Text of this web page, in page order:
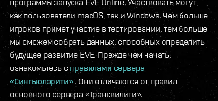
программы запуска EVE Online. Участвовать могут
как пользователи macOS, так и Windows. Чем больше
игроков примет участие в тестировании, тем больше
мы сможем собрать данных, способных определить
будущее развитие EVE. Прежде чем начать,
ознакомьтесь справилами сервера
«Сингьюлэрити». Они отличаются от правил
основного сервера «Транквилити».